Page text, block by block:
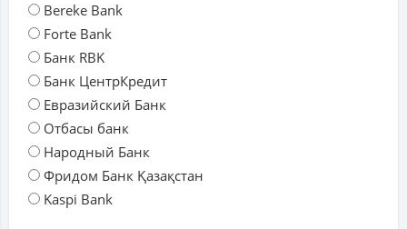
Bereke Bank
Forte Bank
Банк RBK
Банк ЦентрКредит
Евразийский Банк
Отбасы банк
Народный Банк
Фридом Банк Қазақстан
Kaspi Bank